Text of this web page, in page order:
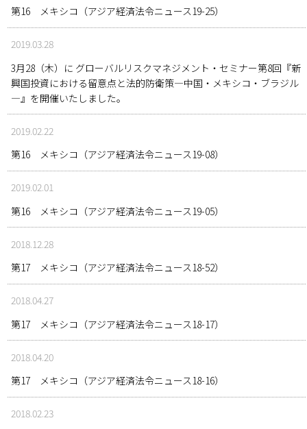
第16 メキシコ（アジア経済法令ニュース19-25）
2019.03.28
3月28（木）に グローバルリスクマネジメント・セミナー第8回『新
興国投資における留意点と法的防衛策―中国・メキシコ・ブラジル
―』を開催いたしました。
2019.02.22
第16 メキシコ（アジア経済法令ニュース19-08）
2019.02.01
第16 メキシコ（アジア経済法令ニュース19-05）
2018.12.28
第17 メキシコ（アジア経済法令ニュース18-52）
2018.04.27
第17 メキシコ（アジア経済法令ニュース18-17）
2018.04.20
第17 メキシコ（アジア経済法令ニュース18-16）
2018.02.23